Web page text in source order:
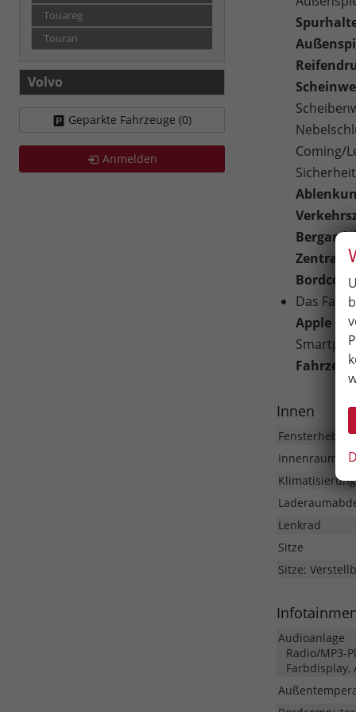
Coming/
Das
Apple
Innen
Fensterheber
Klimatisierung
Lenkrad
Sitze
Sitze:
Audioanlage
Radio/MP3-
Farbdisplay,
Touareg
Touran
Volvo
Geparkte Fahrzeuge (0)
Anmelden